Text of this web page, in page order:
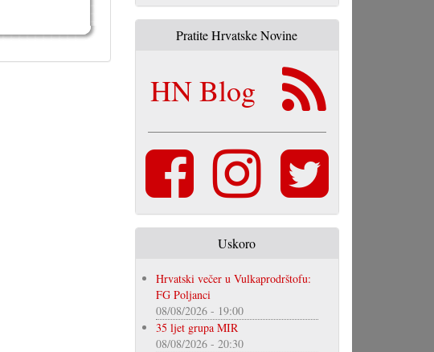
Pratite Hrvatske Novine
HN Blog
Uskoro
Hrvatski večer u Vulkaprodrštofu:
FG Poljanci
08/08/2026 - 19:00
35 ljet grupa MIR
08/08/2026 - 20:30